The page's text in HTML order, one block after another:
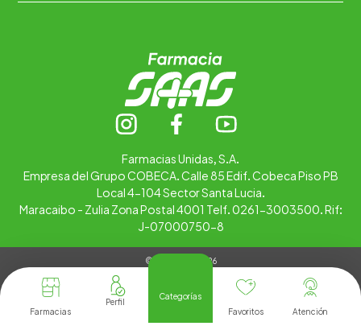
Farmacias
Categorías
Favoritos
Atención
Farmacias Unidas, S.A.
Empresa del Grupo COBECA. Calle 85 Edif. Cobeca Piso PB
Local 4-104 Sector Santa Lucia.
Maracaibo - Zulia Zona Postal 4001 Telf. 0261-3003500. Rif:
J-07000750-8
© Copyright 2026
Tienda Virtual desarrollada por